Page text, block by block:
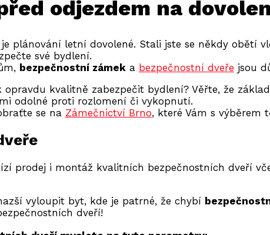
odjezdem na
plánování letní dovolené. Stali jste se někdy obětí
své bydlení.
bezpečnostní zámek a bezpečnostní dveře jsou
kvalitně zabezpečit bydlení? Věřte, že
odolné proti rozlomení či vykopnutí.
se na Zámečnictví Brno, které Vám s výběrem
prodej i montáž kvalitních bezpečnostních dveří
vyloupit byt, kde je patrné, že chybí
dveří!